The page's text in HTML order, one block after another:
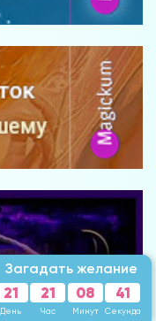
Загадать желание
21
День
21
Час
08
Минут
39
Секунд